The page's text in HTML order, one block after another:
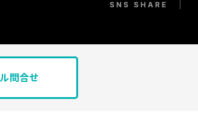
SNS SHARE
問合せ